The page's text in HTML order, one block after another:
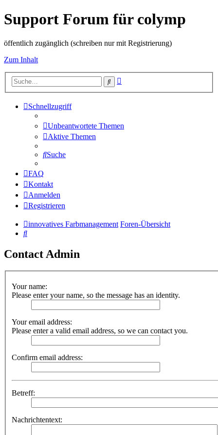
Support Forum für colymp
öffentlich zugänglich (schreiben nur mit Registrierung)
Zum Inhalt
Suche
Schnellzugriff
Unbeantwortete Themen
Aktive Themen
Suche
FAQ
Kontakt
Anmelden
Registrieren
innovatives Farbmanagement Foren-Übersicht
Suche
Contact Admin
Your name:
Please enter your name, so the message has an identity.
Your email address:
Please enter a valid email address, so we can contact you.
Confirm email address:
Betreff:
Nachrichtentext: